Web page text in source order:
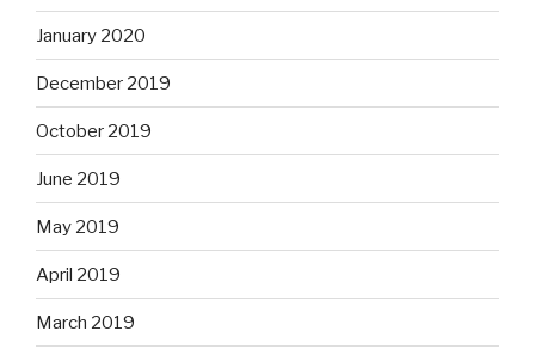
January 2020
December 2019
October 2019
June 2019
May 2019
April 2019
March 2019